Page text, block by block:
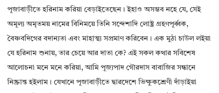
পূজাবাড়ীতে হরিনাম করিয়া বেড়াইতেছেন। ইহাও অসম্ভব নহে যে, সেই
অমূল্য অমৃতময় নামের বিনিময়ে তিনি সন্দেশাদি লোষ্ট্র গ্রহণপূর্ব্বক,
বৈষ্ণবদিগের বদান্যতা এবং মাহাত্ম্য সপ্রমাণ করিবেন। এক মুঠা চাউল লইয়া
যে হরিনাম শুনায়, তার চেয়ে আর দাতা কে? এই সকল কথার সবিশেষ
আলোচনা মনে মনে করিয়া, আমি পূজ্যপাদ গৌরদাস বাবাজির সন্ধানে
নিষ্ক্রান্ত হইলাম। যেখানে পূজাবাড়ীতে দ্বারদেশে ভিক্ষুকশ্রেণী দাঁড়াইয়া